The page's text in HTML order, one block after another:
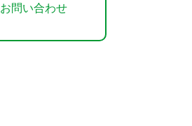
お問い合わせ